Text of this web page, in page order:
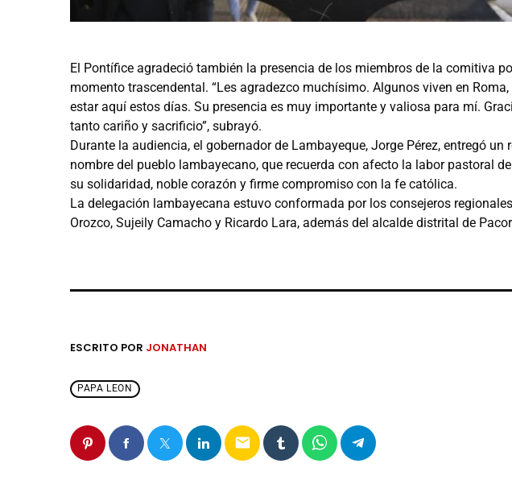
El Pontífice agradeció también la presencia de los miembros de la comitiva
momento trascendental. “Les agradezco muchísimo. Algunos viven en
estar aquí estos días. Su presencia es muy importante y valiosa para mí.
tanto cariño y sacrificio”, subrayó.
Durante la audiencia, el gobernador de Lambayeque, Jorge Pérez, entregó
nombre del pueblo lambayecano, que recuerda con afecto la labor pastoral
su solidaridad, noble corazón y firme compromiso con la fe católica.
La delegación lambayecana estuvo conformada por los consejeros
Orozco, Sujeily Camacho y Ricardo Lara, además del alcalde distrital de
ESCRITO POR JONATHAN
PAPA LEON
email